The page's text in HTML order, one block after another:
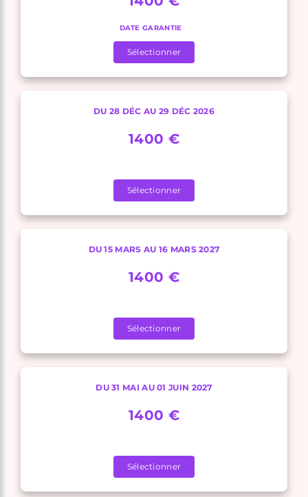
DATE GARANTIE
Sélectionner
DU 28 DÉC AU 29 DÉC 2026
1400 €
Sélectionner
DU 15 MARS AU 16 MARS 2027
1400 €
Sélectionner
DU 31 MAI AU 01 JUIN 2027
1400 €
Sélectionner